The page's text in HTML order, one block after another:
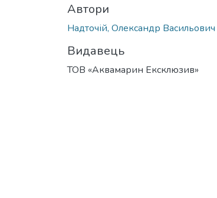
Автори
Надточій, Олександр Васильович
Видавець
ТОВ «Аквамарин Ексклюзив»